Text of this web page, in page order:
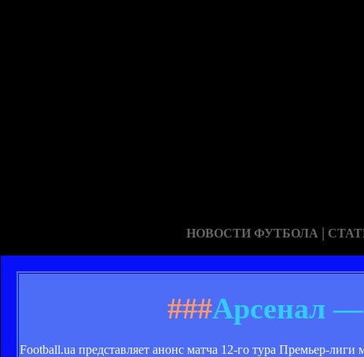
НОВОСТИ ФУТБОЛА |
###Арсенал —
Football.ua представляет анонс матча 12-го тура Премьер-